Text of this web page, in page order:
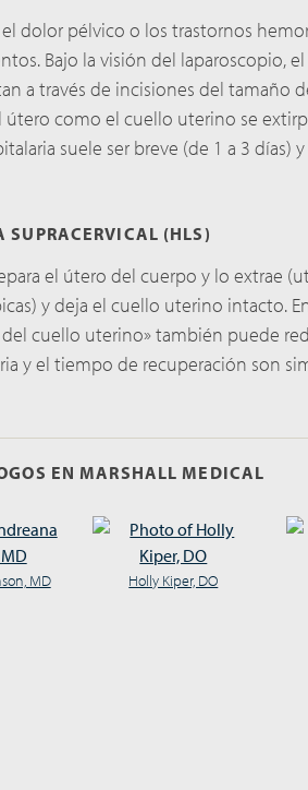
dolor pélvico o los trastornos
Bajo la visión del laparoscopio,
a través de incisiones del tamaño
útero como el cuello uterino se
suele ser breve (de 1 a 3 días)
SUPRACERVICAL (HLS)
el útero del cuerpo y lo extrae
y deja el cuello uterino intacto.
cuello uterino» también puede
y el tiempo de recuperación son
EN MARSHALL MEDICAL
MD Holly Kiper, DO